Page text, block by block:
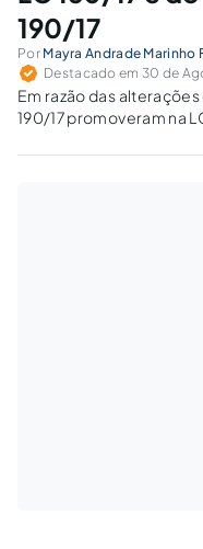
190/17
Por Mayra Andrade Marinho
Destacado em 30 de
Em razão das alterações
190/17 promoveram na
benefícios fiscais, que